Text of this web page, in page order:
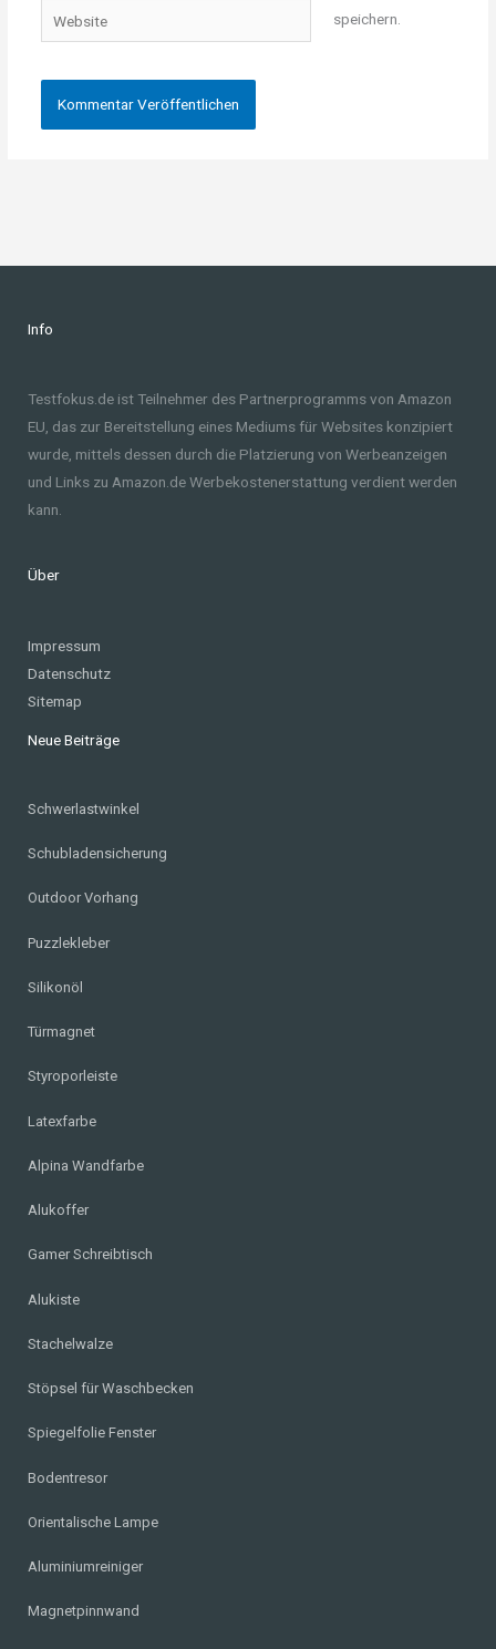
Website
speichern.
Info
Testfokus.de ist Teilnehmer des Partnerprogramms von Amazon
EU, das zur Bereitstellung eines Mediums für Websites konzipiert
wurde, mittels dessen durch die Platzierung von Werbeanzeigen
und Links zu Amazon.de Werbekostenerstattung verdient werden
kann.
Über
Impressum
Datenschutz
Sitemap
Neue Beiträge
Schwerlastwinkel
Schubladensicherung
Outdoor Vorhang
Puzzlekleber
Silikonöl
Türmagnet
Styroporleiste
Latexfarbe
Alpina Wandfarbe
Alukoffer
Gamer Schreibtisch
Alukiste
Stachelwalze
Stöpsel für Waschbecken
Spiegelfolie Fenster
Bodentresor
Orientalische Lampe
Aluminiumreiniger
Magnetpinnwand